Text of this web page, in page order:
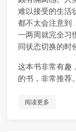
难以接受的生活
都不太会注意到
一两周就完全习
同状态切换的时
这本书非常有趣
的书，非常推荐。
阅读更多